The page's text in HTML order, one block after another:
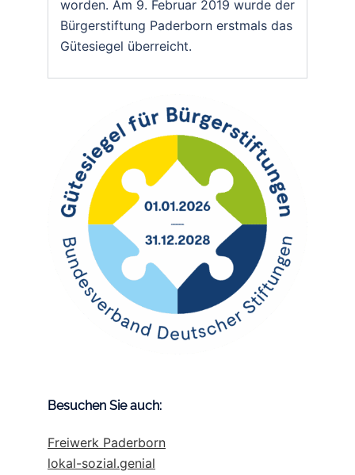
worden. Am 9. Februar 2019 wurde der
Bürgerstiftung Paderborn erstmals das
Gütesiegel überreicht.
Besuchen Sie auch:
Freiwerk Paderborn
lokal-sozial.genial